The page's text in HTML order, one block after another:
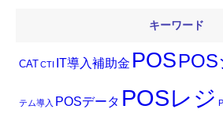
キーワード
CAT CTI IT導入補助金 POS
テム導入 POSデータ POSレジ